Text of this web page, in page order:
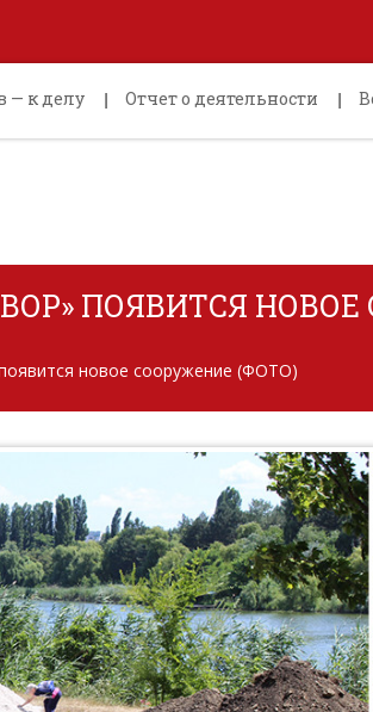
— к делу Отчет о деятельности
ПОЯВИТСЯ
новое сооружение (ФОТО)